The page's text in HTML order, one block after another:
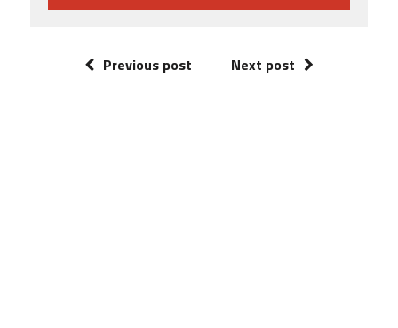
Previous post Next post